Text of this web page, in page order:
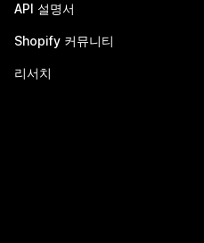
API 설명서
Shopify 커뮤니티
리서치